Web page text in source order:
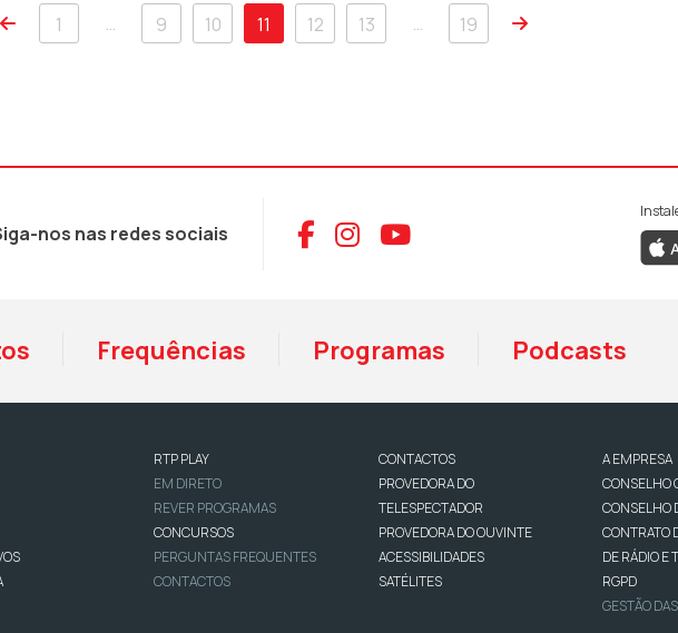
1 … 9 10 11 12 13 … 19
nos nas redes sociais Aceder ao Facebook da
Aceder ao Instagram da
Aceder ao YouTube
Frequências Programas Podcasts
RTP PLAY
EM DIRETO
REVER PROGRAMAS
CONCURSOS
PERGUNTAS FREQUENTES
CONTACTOS
CONTACTOS
PROVEDORA DO
TELESPECTADOR
PROVEDORA DO OUVINTE
ACESSIBILIDADES
SATÉLITES
A EMPRESA
CONSELHO
CONSELHO
CONTRATO
DE RÁDIO E
RGPD
GESTÃO